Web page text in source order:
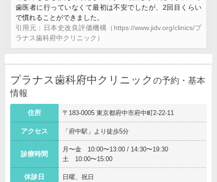
歯医者に行っていなくて最初は不安でしたが、2回目くらい
で慣れることができました。
引用元：日本史改良評価機構（https://www.jidv.org/clinics/プ
ラナス歯科府中クリニック）
プラナス歯科府中クリニック の予約・基本
情報
住所 〒183-0005 東京都府中市府中町2-22-11
アクセス 「府中駅」より徒歩5分
診療時間
月〜金 10:00〜13:00 / 14:30〜19:30
土 10:00〜15:00
休診日 日曜、祝日